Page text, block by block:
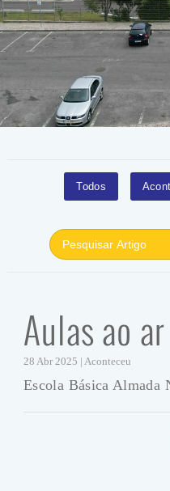
Todos
Aulas ao
28 Abr 2025 | Aconteceu
Escola Básica Almada